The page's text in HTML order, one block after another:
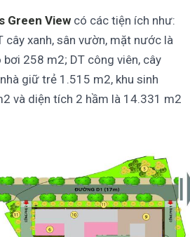
Green View có các tiện ích như:
cây xanh, sân vườn, mặt nước là
258 m2; DT công viên, cây
giữ trẻ 1.515 m2, khu sinh
và diện tích 2 hầm là 14.331 m2